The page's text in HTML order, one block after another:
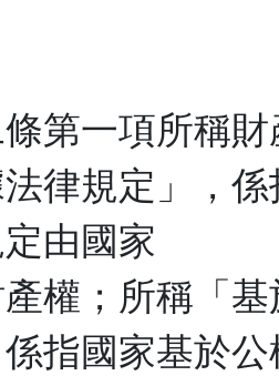
第一項所稱財
律規定」，係
由國家
權；所稱「基
指國家基於公